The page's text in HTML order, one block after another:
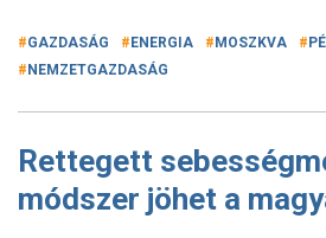
GAZDASÁG ENERGIA MOSZKVA
NEMZETGAZDASÁG
Rettegett
módszer jöhet a